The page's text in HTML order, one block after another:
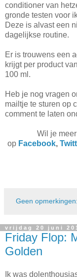
conditioner van
gronde testen voor
Deze is alvast een
dagelijkse routine.
Er is trouwens een
krijgt per product
100 ml.
Heb je nog vragen
mailtje te sturen op
comment te laten
Wil je
op Facebook,
Geen opmerkingen:
vrijdag 20 juni
Friday Flop:
Golden
Ik was